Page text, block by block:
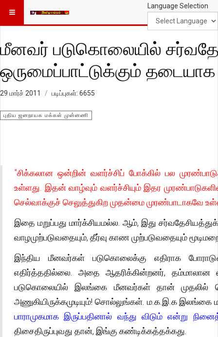
Language Selection
மீனவர் படுகொலையில்
ஒருமைப்பாட்டுக்கும் தடையாக
29 மார்ச் 2011 படிப்புகள்: 6655
புதிய ஜனநாயக மக்கள் முன்னணி
"சிக்கலான ஒன்றின் வளர்ச்சிப் போக்கில் பல
உள்ளது. இதன் வாழ்வும் வளர்ச்சியும் இதர
செல்வாக்குச் செலுத்துகிற முதன்மை முரண்பாடாகவே
இதை மறுப்பது மார்க்சியமல்ல. ஆம், இது
வாழமுற்படுவதையும், தீர்வு காண முற்படுவதையும்
இந்திய மீனவர்கள் படுகொலைக்கு எதிராக
எதிர்த்ததில்லை. அதை ஆதரிக்கின்றனர், தம்மாலான
படுகொலையில் இலங்கை மீனவர்கள் தான் முதலில்
அணுகியிருக்கமுடியும்! சொல்லுங்கள். ம.க.இ.க இலங்கை
பாராமுகமாக இருப்பதினால் வந்து விடும் என்று
திசைதிருப்புவது தான், இங்கு கண்டிக்கத்தக்கது.